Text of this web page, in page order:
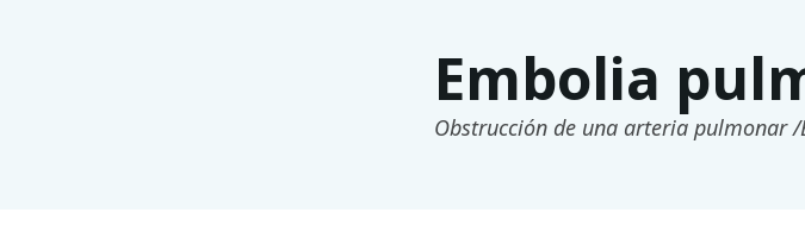
Embolia
Obstrucción de una arteria pulmonar /